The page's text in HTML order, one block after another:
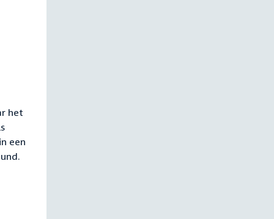
het
een